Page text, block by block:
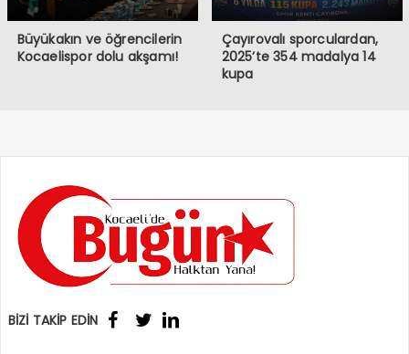
Büyükakın ve öğrencilerin
Kocaelispor dolu akşamı!
Çayırovalı sporculardan,
2025’te 354 madalya 14
kupa
BİZİ TAKİP EDİN